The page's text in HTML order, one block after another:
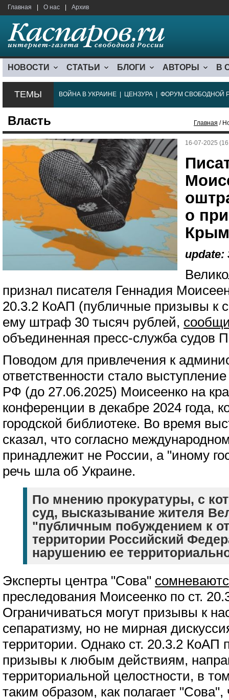
Главная О нас Архив
НОВОСТИ СТАТЬИ БЛОГИ АВТОРЫ В
ТЕМЫ ВОЙНА В УКРАИНЕ ЦЕНЗУРА ФОРУМ СВОБОДНОЙ
Власть Главная /
16-07-2025
о
update:
признал писателя Геннадия
20.3.2 КоАП (публичные призывы к
ему штраф 30 тысяч рублей,
объединенная пресс-служба судов
Поводом для привлечения к
ответственности стало
РФ (до 27.06.2025) Моисеенко на
конференции в декабре 2024 года,
городской библиотеке. Во время
сказал, что согласно
принадлежит не России, а "иному
речь шла об Украине.
По мнению прокуратуры, с
суд, высказывание жителя
"публичным побуждением к
территории Российский
нарушению ее
Эксперты центра "Сова"
преследования Моисеенко по ст.
Ограничиваться могут призывы к
сепаратизму, но не мирная
территории. Однако ст. 20.3.2 КоАП
призывы к любым действиям,
территориальной целостности, в
таким образом, как полагает "Сова",